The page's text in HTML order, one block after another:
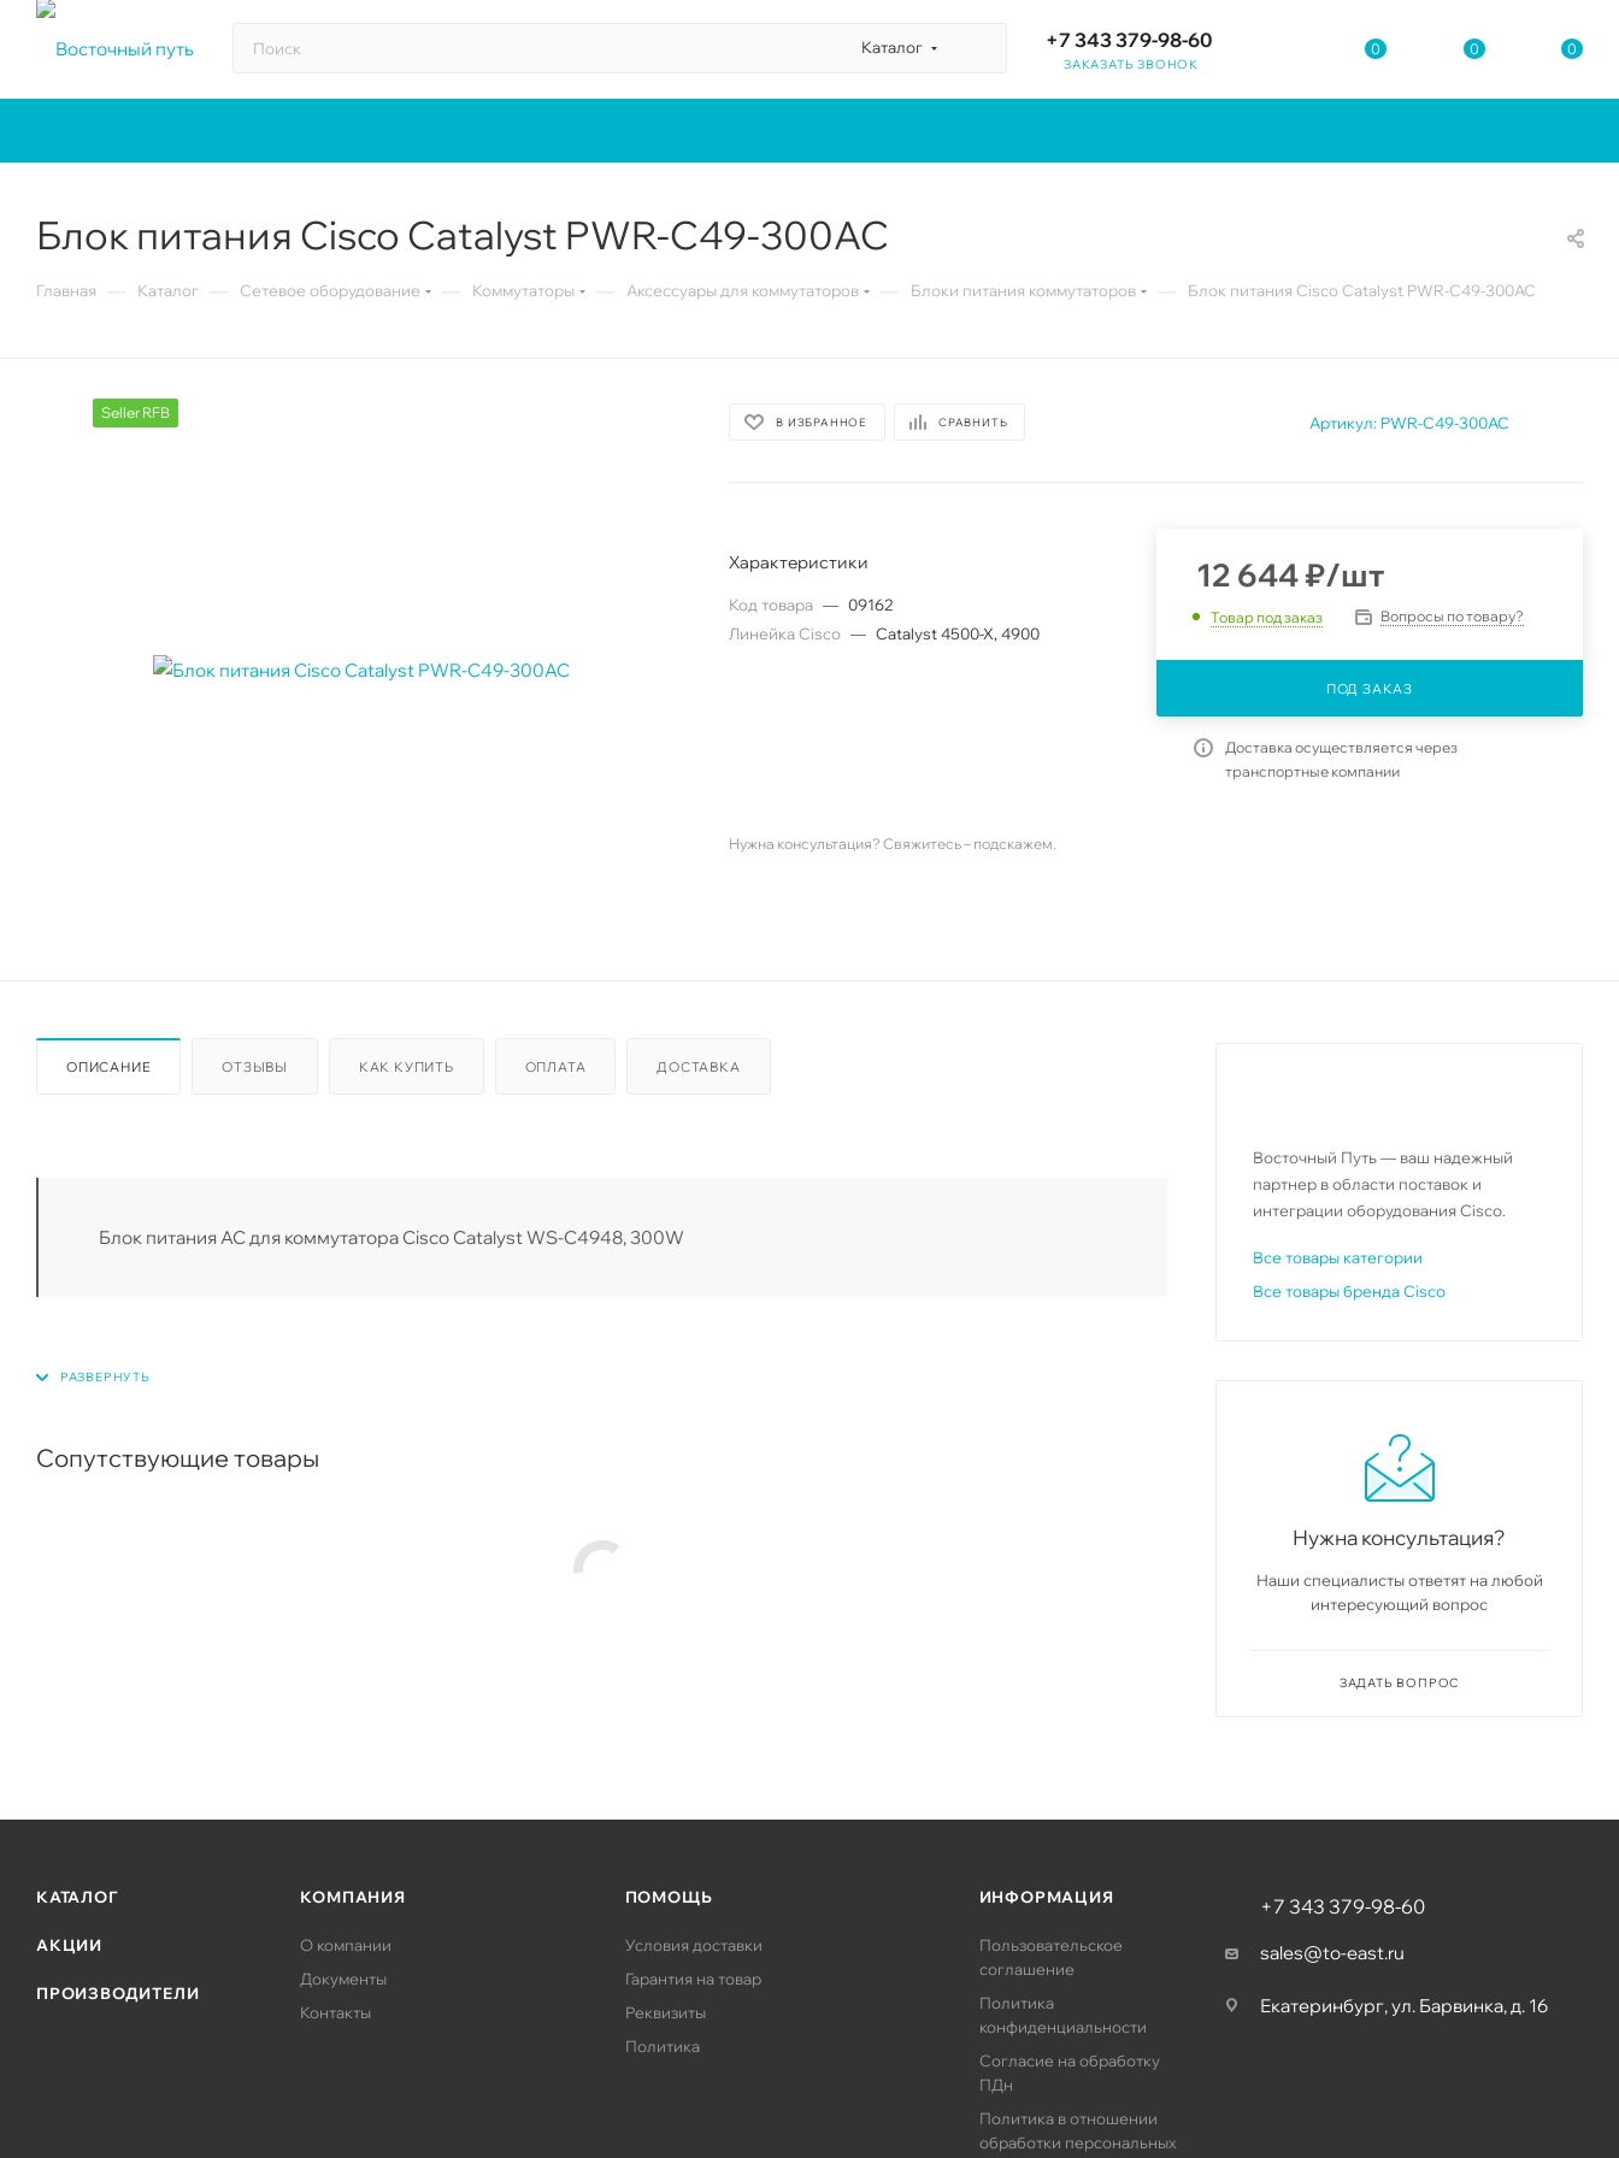
Каталог +7 343 379-98-60
ЗАКАЗАТЬ ЗВОНОК
0 0 0
Блок питания Cisco Catalyst PWR-C49-300AC
Главная Каталог Сетевое оборудование Коммутаторы Аксессуары для коммутаторов Блоки питания коммутаторов Блок питания Cisco Catalyst PWR-C49-300AC
Seller RFB
В ИЗБРАННОЕ СРАВНИТЬ Артикул: PWR-C49-300AC
Характеристики
Код товара — 09162
Линейка Cisco — Catalyst 4500-X, 4900
12 644₽/шт
Товар под заказ Вопросы по товару?
ПОД ЗАКАЗ
Доставка осуществляется через
транспортные компании
Нужна консультация? Свяжитесь – подскажем.
ОПИСАНИЕ ОТЗЫВЫ КАК КУПИТЬ ОПЛАТА ДОСТАВКА
Блок питания AC для коммутатора Cisco Catalyst WS-C4948, 300W
Сопутствующие товары
Восточный Путь — ваш надежный
партнер в области поставок и
интеграции оборудования Cisco.
Все товары категории
Все товары бренда Cisco
Нужна консультация?
Наши специалисты ответят на любой
интересующий вопрос
ЗАДАТЬ ВОПРОС
КАТАЛОГ
АКЦИИ
ПРОИЗВОДИТЕЛИ
КОМПАНИЯ
О компании
Документы
Контакты
ПОМОЩЬ
Условия доставки
Гарантия на товар
Реквизиты
Политика
ИНФОРМАЦИЯ
Пользовательское
соглашение
Политика
конфиденциальности
Согласие на обработку
ПДн
Политика в отношении
обработки персональных
+7 343 379-98-60
sales@to-east.ru
Екатеринбург, ул. Барвинка, д. 16